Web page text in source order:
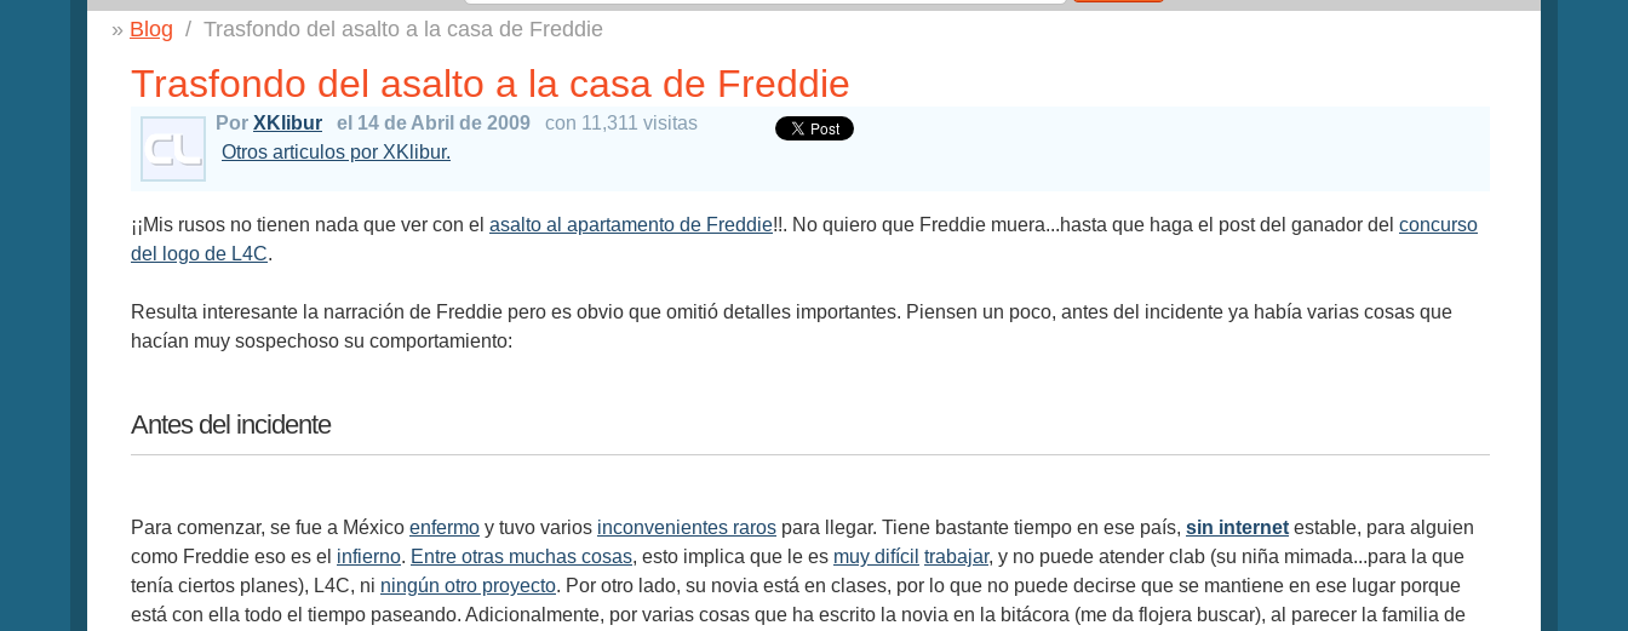
Blog Trasfondo del asalto a la casa de Freddie
Trasfondo del asalto a la casa de Freddie
Por XKlibur el 14 de Abril de 2009
con 11,311 visitas
Otros articulos por XKlibur.
¡¡Mis rusos no tienen nada que ver con el asalto al apartamento de Freddie!!. No quiero que Freddie muera...hasta que haga el post del ganador del concurso
del logo de L4C.
Resulta interesante la narración de Freddie pero es obvio que omitió detalles importantes. Piensen un poco, antes del incidente ya había varias cosas que
hacían muy sospechoso su comportamiento:
Antes del incidente
Para comenzar, se fue a México enfermo y tuvo varios inconvenientes raros para llegar. Tiene bastante tiempo en ese país, sin internet estable, para alguien
como Freddie eso es el infierno. Entre otras muchas cosas, esto implica que le es muy difícil trabajar, y no puede atender clab (su niña mimada...para la que
tenía ciertos planes), L4C, ni ningún otro proyecto. Por otro lado, su novia está en clases, por lo que no puede decirse que se mantiene en ese lugar porque
está con ella todo el tiempo paseando. Adicionalmente, por varias cosas que ha escrito la novia en la bitácora (me da flojera buscar), al parecer la familia de